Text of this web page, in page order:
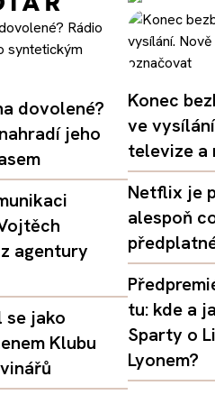
dovolené?
jeho
agentury
se jako
Klubu
Konec
ve
televize a
Netflix je
alespoň
tu: kde a
Sparty o
Lyonem?